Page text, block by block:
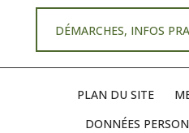
DÉMARCHES, INFOS
PLAN DU SITE
DONNÉES